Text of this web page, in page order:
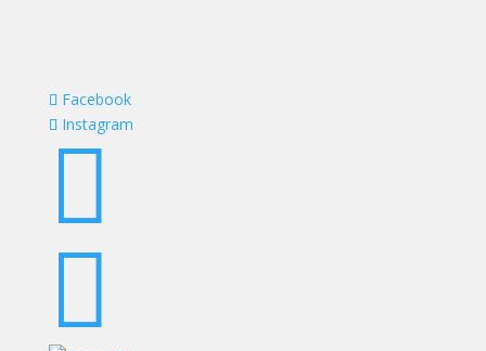
Facebook
Instagram

